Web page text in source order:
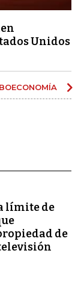
Unidos
límite de
de